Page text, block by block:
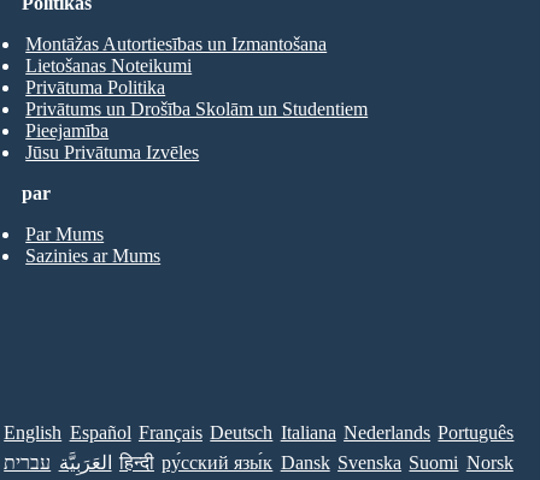
par
Par Mums
Sazinies ar Mums
Montāžas Autortiesības un Izmantošana
Lietošanas Noteikumi
Privātuma Politika
Privātums un Drošība Skolām un Studentiem
Pieejamība
Jūsu Privātuma Izvēles
English Español Français Deutsch Italiana Nederlands Português
עברית العَرَبِيَّة हिन्दी ру́сский язы́к Dansk Svenska Suomi Norsk